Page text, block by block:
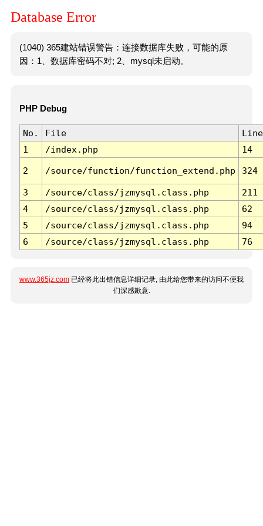
Database Error
(1040) 365建站错误警告：连接数据库失败，可能的原
因：1、数据库密码不对; 2、mysql未启动。
PHP Debug
No. File
Line
1
/index.php 14
2 /source/function/function_extend.php 324
3 /source/class/jzmysql.class.php
211
4
/source/class/jzmysql.class.php
62
5
/source/class/jzmysql.class.php
94
6
/source/class/jzmysql.class.php 76
www.365jz.com 已经将此出错信息详细记录, 由此给您带来的访问不便我
们深感歉意.